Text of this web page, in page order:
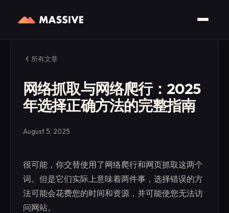
所有文章
网络抓取与网络爬行：2025
年选择正确方法的完整指南
August 5, 2025
很可能，你交替使用了网络爬行和网页抓取这两个
词。但是它们实际上意味着两件事，选择错误的方
法可能会花费您的时间和资源，并可能使您无法访
问网站。